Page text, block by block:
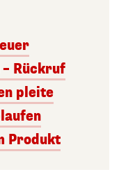
Rückruf
pleite
Produkt